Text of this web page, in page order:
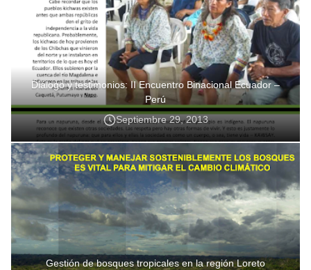
Diálogo y testimonios: II Encuentro Binacional Ecuador –
Perú
Septiembre 29, 2013
Gestión de bosques tropicales en la región Loreto